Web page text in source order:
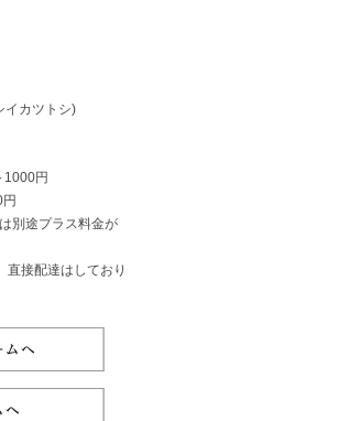
イカツトシ)
1000円
別途プラス料金が
接配達はしており